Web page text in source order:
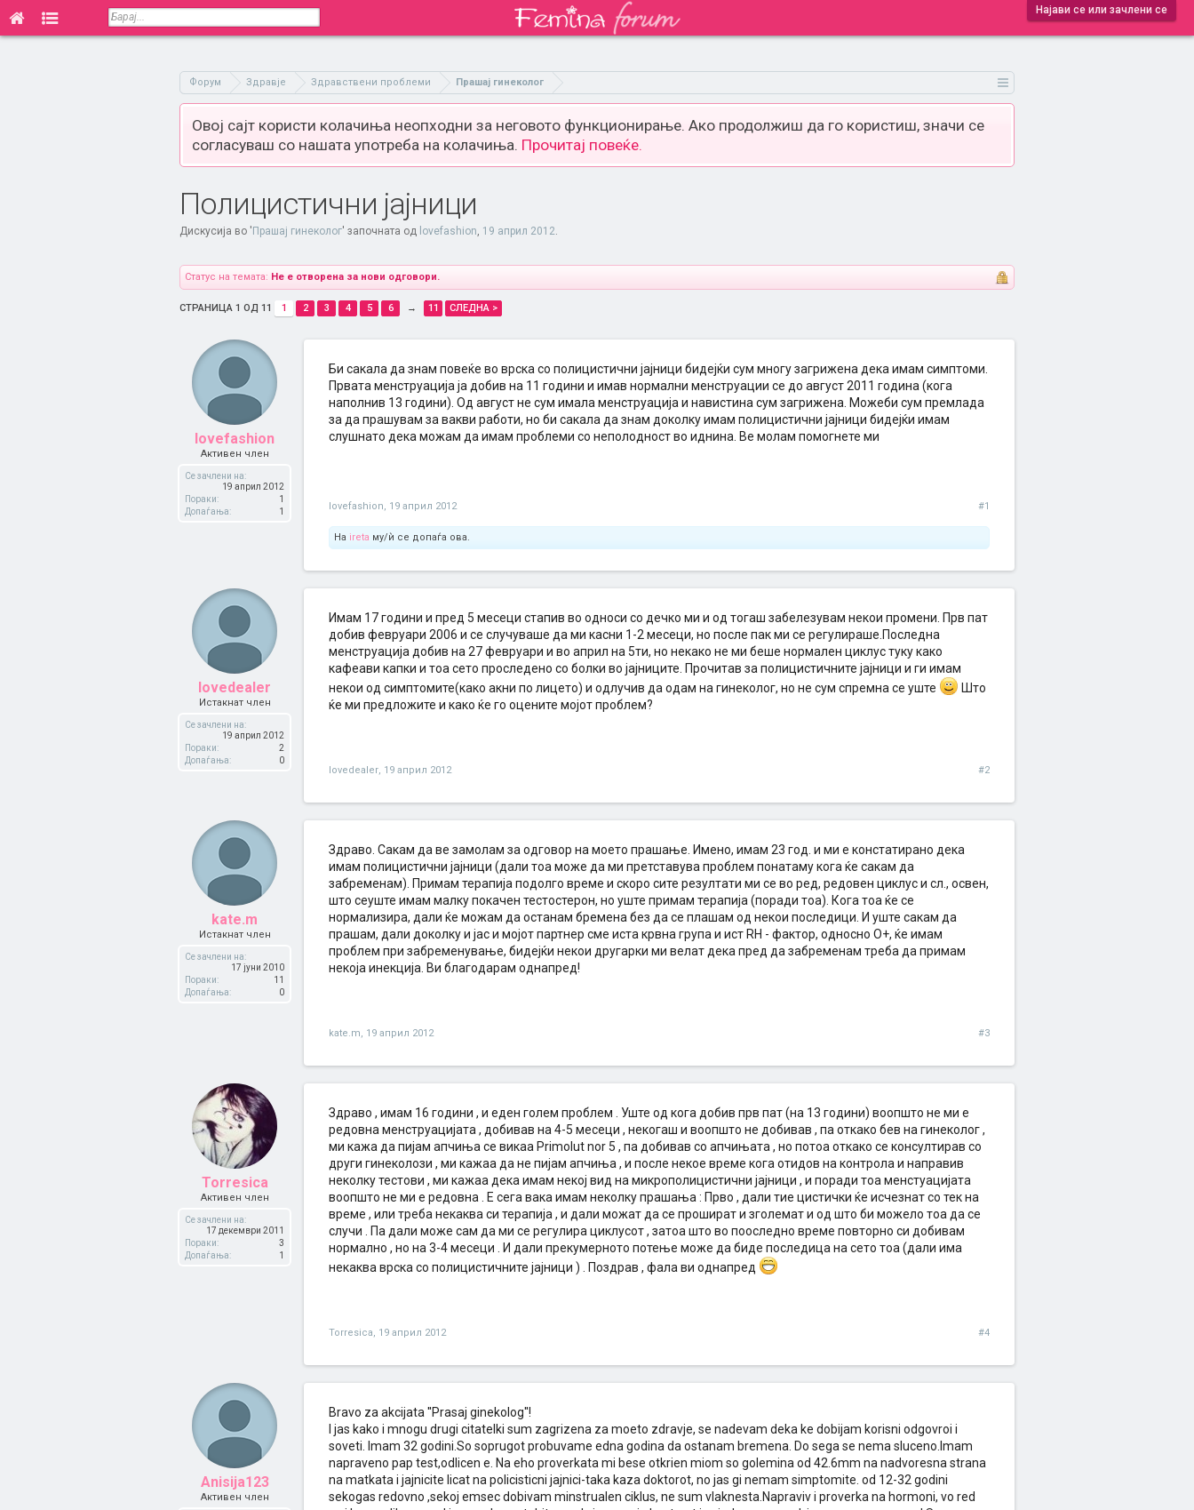
Најави се или зачлени се
Форум Здравје Здравствени проблеми Прашај гинеколог
Овој сајт користи колачиња неопходни за неговото функционирање. Ако продолжиш да го користиш, значи се
согласуваш со нашата употреба на колачиња. Прочитај повеќе.
Полицистични јајници
Дискусија во ' Прашај гинеколог' започната од lovefashion, 19 април 2012.
Статус на темата: Не е отворена за нови одговори.
СТРАНИЦА 1 ОД 11 1 2 3 4 5 6 → 11 СЛЕДНА >
lovefashion
Активен член
Се зачлени на:
19 април 2012
Пораки:
1
Допаѓања:
1
Би сакала да знам повеќе во врска со полицистични јајници бидејќи сум многу загрижена дека имам симптоми.
Првата менструација ја добив на 11 години и имав нормални менструации се до август 2011 година (кога
наполнив 13 години). Од август не сум имала менструација и навистина сум загрижена. Можеби сум премлада
за да прашувам за вакви работи, но би сакала да знам доколку имам полицистични јајници бидејќи имам
слушнато дека можам да имам проблеми со неполодност во иднина. Ве молам помогнете ми
lovefashion, 19 април 2012 #1
На ireta му/ѝ се допаѓа ова.
lovedealer
Истакнат член
Се зачлени на:
19 април 2012
Пораки:
2
Допаѓања:
0
Имам 17 години и пред 5 месеци стапив во односи со дечко ми и од тогаш забелезувам некои промени. Прв пат
добив февруари 2006 и се случуваше да ми касни 1-2 месеци, но после пак ми се регулираше.Последна
менструација добив на 27 февруари и во април на 5ти, но некако не ми беше нормален циклус туку како
кафеави капки и тоа сето проследено со болки во јајниците. Прочитав за полицистичните јајници и ги имам
некои од симптомите(како акни по лицето) и одлучив да одам на гинеколог, но не сум спремна се уште
Што
ќе ми предложите и како ќе го оцените мојот проблем?
lovedealer, 19 април 2012 #2
kate.m
Истакнат член
Се зачлени на:
17 јуни 2010
Пораки:
11
Допаѓања:
0
Здраво. Сакам да ве замолам за одговор на моето прашање. Имено, имам 23 год. и ми е констатирано дека
имам полицистични јајници (дали тоа може да ми претставува проблем понатаму кога ќе сакам да
забременам). Примам терапија подолго време и скоро сите резултати ми се во ред, редовен циклус и сл., освен,
што сеуште имам малку покачен тестостерон, но уште примам терапија (поради тоа). Кога тоа ќе се
нормализира, дали ќе можам да останам бремена без да се плашам од некои последици. И уште сакам да
прашам, дали доколку и јас и мојот партнер сме иста крвна група и ист RH - фактор, односно О+, ќе имам
проблем при забременување, бидејќи некои другарки ми велат дека пред да забременам треба да примам
некоја инекција. Ви благодарам однапред!
kate.m, 19 април 2012 #3
Torresica
Активен член
Се зачлени на:
17 декември 2011
Пораки:
3
Допаѓања:
1
Здраво , имам 16 години , и еден голем проблем . Уште од кога добив прв пат (на 13 години) воопшто не ми е
редовна менструацијата , добивав на 4-5 месеци , некогаш и воопшто не добивав , па откако бев на гинеколог ,
ми кажа да пијам апчиња се викаа Primolut nor 5 , па добивав со апчињата , но потоа откако се консултирав со
други гинеколози , ми кажаа да не пијам апчиња , и после некое време кога отидов на контрола и направив
неколку тестови , ми кажаа дека имам некој вид на микрополицистични јајници , и поради тоа менстуацијата
воопшто не ми е редовна . Е сега вака имам неколку прашања : Прво , дали тие цистички ќе исчезнат со тек на
време , или треба некаква си терапија , и дали можат да се прошират и зголемат и од што би можело тоа да се
случи . Па дали може сам да ми се регулира циклусот , затоа што во пооследно време повторно си добивам
нормално , но на 3-4 месеци . И дали прекумерното потење може да биде последица на сето тоа (дали има
некаква врска со полицистичните јајници ) . Поздрав , фала ви однапред
Torresica, 19 април 2012 #4
Anisija123
Активен член
Bravo za akcijata ''Prasaj ginekolog''!
I jas kako i mnogu drugi citatelki sum zagrizena za moeto zdravje, se nadevam deka ke dobijam korisni odgovroi i
soveti. Imam 32 godini.So soprugot probuvame edna godina da ostanam bremena. Do sega se nema sluceno.Imam
napraveno pap test,odlicen e. Na eho proverkata mi bese otkrien miom so golemina od 42.6mm na nadvoresna strana
na matkata i jajnicite licat na policisticni jajnici-taka kaza doktorot, no jas gi nemam simptomite. od 12-32 godini
sekogas redovno ,sekoj emsec dobivam minstrualen ciklus, ne sum vlaknesta.Napraviv i proverka na hormoni, vo red